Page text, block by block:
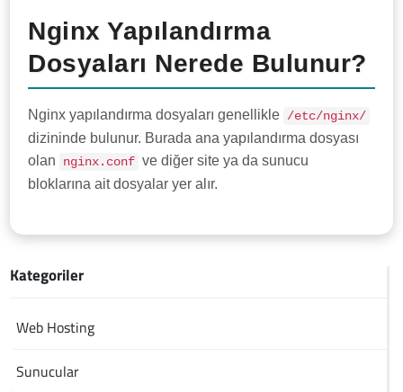
Nginx Yapılandırma
Dosyaları Nerede Bulunur?
Nginx yapılandırma dosyaları genellikle /etc/nginx/
dizininde bulunur. Burada ana yapılandırma dosyası
olan
nginx.conf ve diğer site ya da sunucu
bloklarına ait dosyalar yer alır.
Kategoriler
Web Hosting
Sunucular